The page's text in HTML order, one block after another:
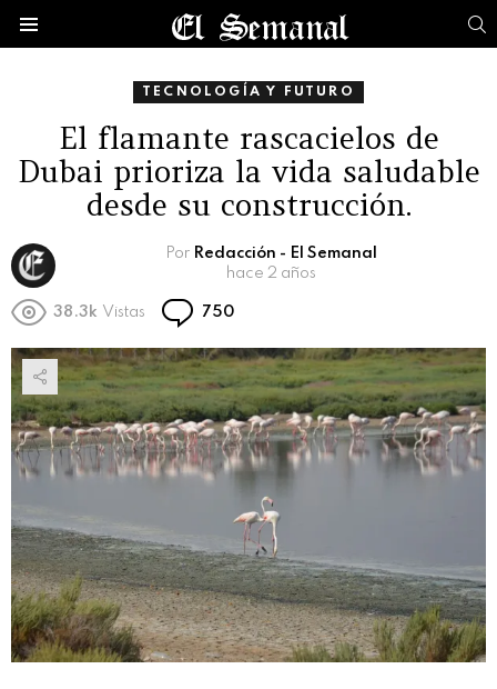
TECNOLOGÍA Y FUTURO
El flamante rascacielos de
Dubai prioriza la vida saludable
desde su construcción.
Por Redacción - El Semanal
hace 2 años
38.3k Vistas 750